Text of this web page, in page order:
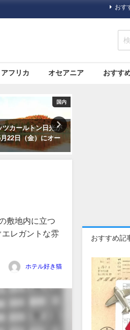
おす
アフリカ オセアニア おすす
旅行ハック
人に聞きにくい！海
必要な「ビザ（査
ついて
敷地内に立つ
レガントな雰
ホテル好き猫
おすすめ記